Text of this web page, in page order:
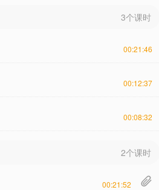
3个课时
00:21:46
00:12:37
00:08:32
2个课时
00:21:52 